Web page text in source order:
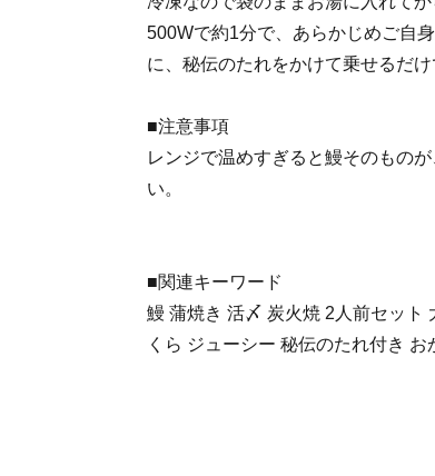
500Wで約1分で、あらかじめご自
に、秘伝のたれをかけて乗せるだけ
■注意事項
レンジで温めすぎると鰻そのもの
い。
■関連キーワード
鰻 蒲焼き 活〆 炭火焼 2人前セット
くら ジューシー 秘伝のたれ付き お